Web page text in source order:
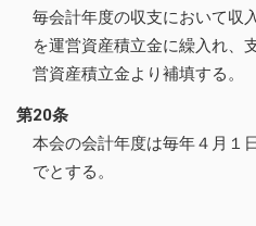
毎会計年度の収支において収
を運営資産積立金に繰入れ、
営資産積立金より補填する。
第20条
本会の会計年度は毎年４月１
でとする。